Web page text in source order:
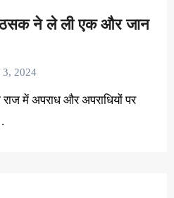
ठसक ने ले ली एक और जान
3, 2024